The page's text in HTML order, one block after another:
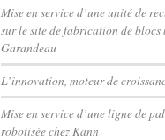
Mise en service d’une unité de
sur le site de fabrication de blocs
Garandeau
L’innovation, moteur de
Mise en service d’une ligne de
robotisée chez Kann